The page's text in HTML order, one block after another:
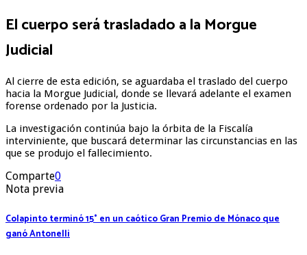
El cuerpo será trasladado a la Morgue
Judicial
Al cierre de esta edición, se aguardaba el traslado del cuerpo
hacia la Morgue Judicial, donde se llevará adelante el examen
forense ordenado por la Justicia.
La investigación continúa bajo la órbita de la Fiscalía
interviniente, que buscará determinar las circunstancias en las
que se produjo el fallecimiento.
Comparte0
Nota previa
Colapinto terminó 15° en un caótico Gran Premio de Mónaco que
ganó Antonelli